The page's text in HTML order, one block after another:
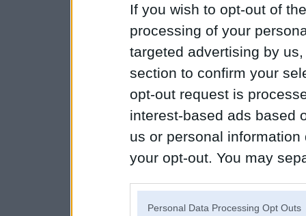
If you wish to opt-out of
processing of your
targeted advertising by
section to confirm your
opt-out request is
interest-based ads based
us or personal
your opt-out. You may
Personal Data Processing Opt Outs